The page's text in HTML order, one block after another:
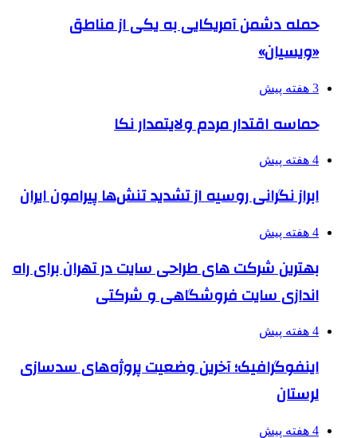
حمله دشمن آمریکایی به یکی از مناطق
«ویسیان»
3 هفته پیش
حماسه اقتدار مردم ولایتمدار نکا
4 هفته پیش
ابراز نگرانی روسیه از تشدید تنش‌ها پیرامون ایران
4 هفته پیش
بهترین شرکت های طراحی سایت در تهران برای راه
اندازی سایت فروشگاهی و شرکتی
4 هفته پیش
اینفوگرافیک؛ آخرین وضعیت پروژه‌های سدسازی
لرستان
4 هفته پیش